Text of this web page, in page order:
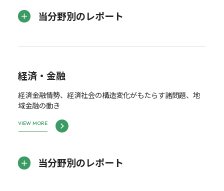
当分野別のレポート
経済・金融
経済金融情勢、経済社会の構造変化がもたらす諸問題、地
域金融の動き
VIEW MORE
当分野別のレポート